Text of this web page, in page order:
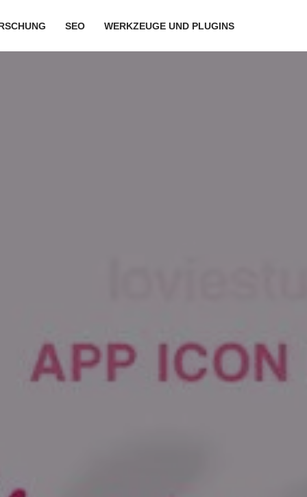
SEO WERKZEUGE UND PLUGINS